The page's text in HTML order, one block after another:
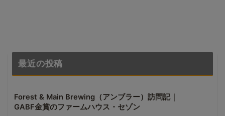
最近の投稿
Forest & Main Brewing（アンブラー）訪問記｜
GABF金賞のファームハウス・セゾン